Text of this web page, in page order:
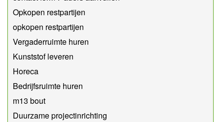
Opkopen restpartijen
opkopen restpartijen
Vergaderruimte huren
Kunststof leveren
Horeca
Bedrijfsruimte huren
m13 bout
Duurzame projectinrichting